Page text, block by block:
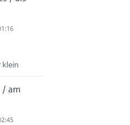
klein
/ am